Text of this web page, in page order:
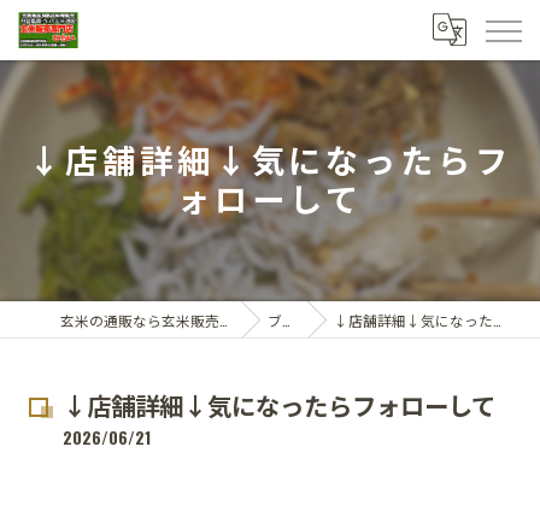
↓店舗詳細↓気になったらフ
ォローして
ブログ ↓店舗詳細↓気になったらフォローして
↓店舗詳細↓気になったらフォローして
2026/06/21